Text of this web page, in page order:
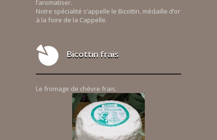
l’aromatiser.
Notre spécialité s’appelle le Bicottin, médaille d’or
à la foire de la Cappelle.
Bicottin frais
Le fromage de chèvre frais.